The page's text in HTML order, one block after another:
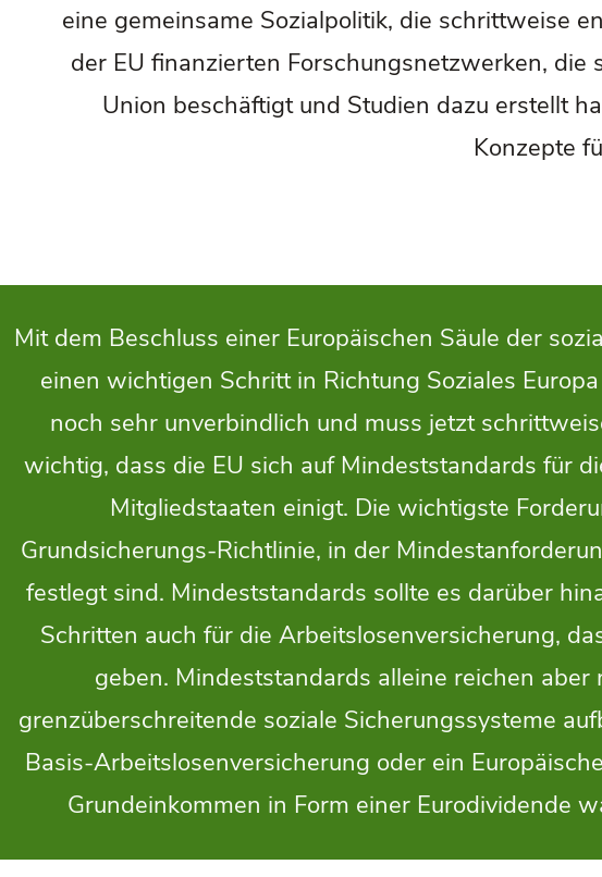
eine gemeinsame Sozialpolitik, die schrittweise
der EU finanzierten Forschungsnetzwerken,
Union beschäftigt und Studien dazu erstellt
Konzepte
Mit dem Beschluss einer Europäischen Säule der
einen wichtigen Schritt in Richtung Soziales
noch sehr unverbindlich und muss jetzt
wichtig, dass die EU sich auf Mindeststandards für
Mitgliedstaaten einigt. Die wichtigste
Grundsicherungs-Richtlinie, in der
festlegt sind. Mindeststandards sollte es darüber
Schritten auch für die Arbeitslosenversicherung,
geben. Mindeststandards alleine reichen
grenzüberschreitende soziale Sicherungssysteme
Basis-Arbeitslosenversicherung oder ein
Grundeinkommen in Form einer Eurodividende